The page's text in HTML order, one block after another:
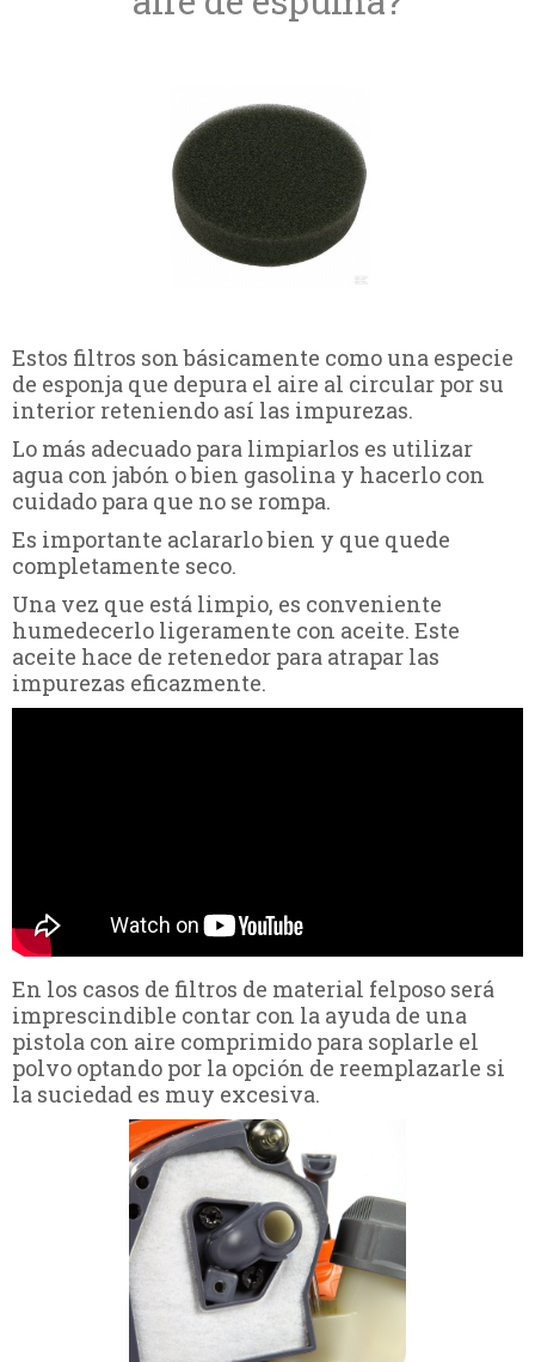
Estos filtros son básicamente como una especie
de esponja que depura el aire al circular por su
interior reteniendo así las impurezas.
Lo más adecuado para limpiarlos es utilizar
agua con jabón o bien gasolina y hacerlo con
cuidado para que no se rompa.
Es importante aclararlo bien y que quede
completamente seco.
Una vez que está limpio, es conveniente
humedecerlo ligeramente con aceite. Este
aceite hace de retenedor para atrapar las
impurezas eficazmente.
En los casos de filtros de material felposo será
imprescindible contar con la ayuda de una
pistola con aire comprimido para soplarle el
polvo optando por la opción de reemplazarle si
la suciedad es muy excesiva.